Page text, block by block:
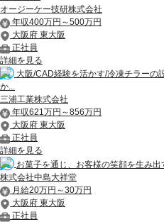
オージーケー技研株式会社
年収400万円～500万円
大阪府 東大阪
正社員
詳細を見る
大阪/CAD経験を活かす/冷凍チラーの
か...
三浦工業株式会社
年収621万円～856万円
大阪府 東大阪
正社員
詳細を見る
お菓子を通じ、お客様の笑顔を生み
株式会社中島大祥堂
月給20万円～30万円
大阪府 東大阪
正社員